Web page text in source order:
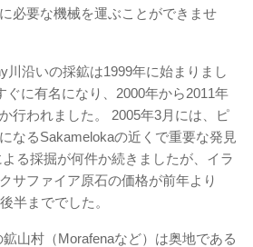
必要な機械を運ぶことができませ
川沿いの採鉱は1999年に始まりまし
ぐに有名になり、2000年から2011年
行われました。 2005年3月には、ピ
なるSakamelokaの近くで重要な発見
る採掘が何件か続きましたが、イラ
サファイア原石の価格が前年より
半まででした。
山村（Morafenaなど）は奥地である